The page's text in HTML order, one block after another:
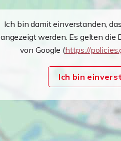
Ich bin damit einverstanden,
angezeigt werden. Es gelten die
von Google (https://
Ich bin